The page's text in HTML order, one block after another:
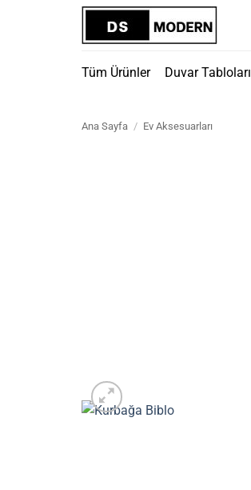
Tüm Ürünler Duvar Tabloları
Ana Sayfa / Ev Aksesuarları